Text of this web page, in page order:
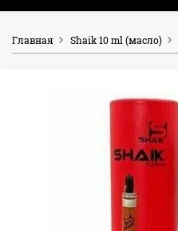
Главная Shaik 10 ml (масло)